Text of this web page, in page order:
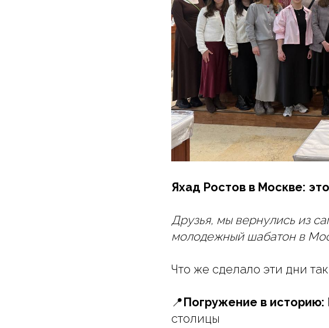
Яхад Ростов в Москве:
Друзья, мы вернулись из
молодежный шабатон в
Что же сделало эти дни
📍Погружение в историю:
столицы